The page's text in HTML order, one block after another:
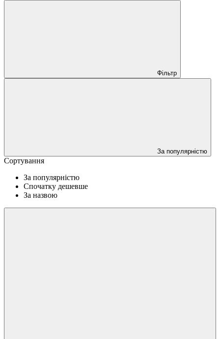
Фільтр
За популярністю
Сортування
За популярністю
Спочатку дешевше
За назвою